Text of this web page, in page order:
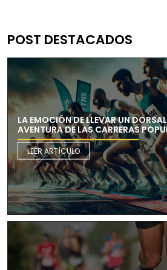
POST DESTACADOS
LA EMOCIÓN DE LLEVAR UN
AVENTURA DE LAS CARRERAS
LEER ARTÍCULO